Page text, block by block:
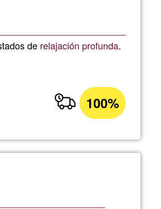
de relajación profunda.
100%